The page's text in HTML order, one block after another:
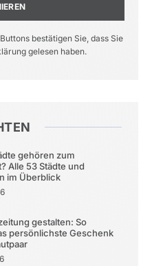
bestätigen Sie, dass Sie
gelesen haben.
gehören zum
Alle 53 Städte und
im Überblick
gestalten: So
persönlichste Geschenk